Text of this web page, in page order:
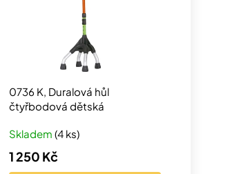
0736 K, Duralová hůl
čtyřbodová dětská
Skladem(4 ks)
1 250 Kč